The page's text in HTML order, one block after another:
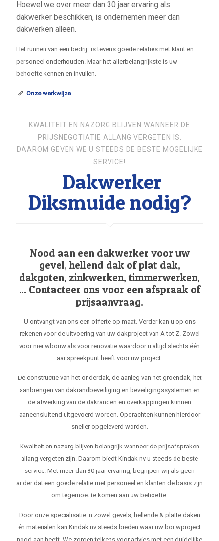
Hoewel we over meer dan 30 jaar ervaring als
dakwerker beschikken, is ondernemen meer dan
dakwerken alleen.
Het runnen van een bedrijf is tevens goede relaties met klant en
personeel onderhouden. Maar het allerbelangrijkste is uw
behoefte kennen en invullen.
Onze werkwijze
KWALITEIT EN NAZORG BLIJVEN WANNEER DE
PRIJSNEGOTIATIE ALLANG VERGETEN IS.
DAAROM GEVEN WE U STEEDS DE BESTE MOGELIJKE
SERVICE!
Dakwerker
Diksmuide nodig?
Nood aan een dakwerker voor uw
gevel, hellend dak of plat dak,
dakgoten, zinkwerken, timmerwerken,
... Contacteer ons voor een afspraak of
prijsaanvraag.
U ontvangt van ons een offerte op maat. Verder kan u op ons
rekenen voor de uitvoering van uw dakproject van A tot Z. Zowel
voor nieuwbouw als voor renovatie waardoor u altijd slechts één
aanspreekpunt heeft voor uw project.
De constructie van het onderdak, de aanleg van het groendak, het
aanbrengen van dakrandbeveiliging en beveiligingssystemen en
de afwerking van de dakranden en overkappingen kunnen
aaneensluitend uitgevoerd worden. Opdrachten kunnen hierdoor
sneller opgeleverd worden.
Kwaliteit en nazorg blijven belangrijk wanneer de prijsafspraken
allang vergeten zijn. Daarom biedt Kindak nv u steeds de beste
service. Met meer dan 30 jaar ervaring, begrijpen wij als geen
ander dat een goede relatie met personeel en klanten de basis zijn
om tegemoet te komen aan uw behoefte.
Door onze specialisatie in zowel gevels, hellende & platte daken
én materialen kan Kindak nv steeds bieden waar uw bouwproject
nood aan heeft. We zorgen telkens voor advies met een duidelijke